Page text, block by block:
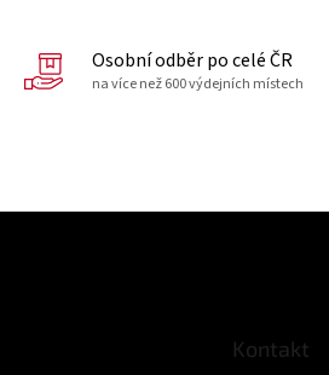
Osobní odběr po celé ČR
na více než 600 výdejních místech
Kontakt